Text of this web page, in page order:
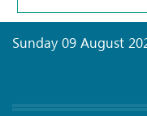
Sunday 09 August